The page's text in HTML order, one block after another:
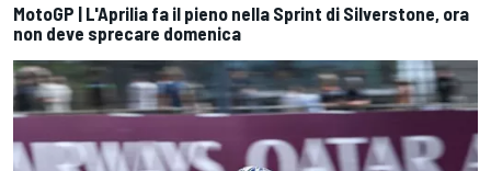
MotoGP | L'Aprilia fa il pieno nella Sprint di Silverstone, ora
non deve sprecare domenica